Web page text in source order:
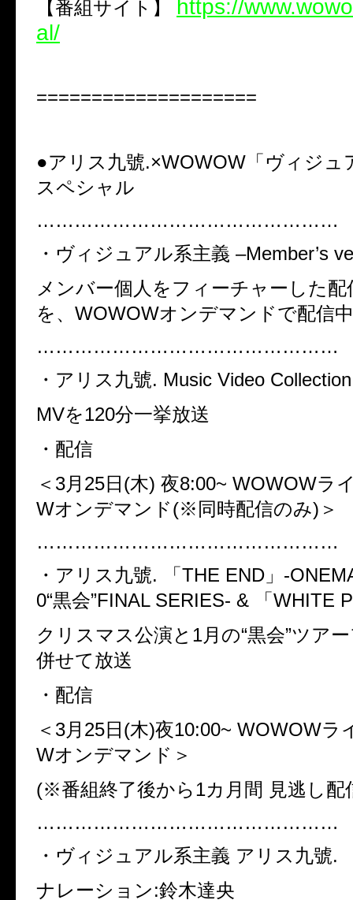
【番組サイト】
https://
al/
====================
●アリス九號.×WOWOW 「ヴィジ
スペシャル
…………………………………………
・ヴィジュアル系主義 –Member’s
メンバー個人をフィーチャーした配
を、 WOWOWオンデマンドで配信中
…………………………………………
・アリス九號. Music Video Collection
MVを120分一挙放送
・配信
＜3月 25日 (木) 夜8:00~ WOWOWラ
Wオンデマンド(※ 同時配信のみ)＞
…………………………………………
・アリス九號. 「 THE END 」 -
0“黒会”FINAL SERIES- & 「 WHITE
クリスマス公演と 1月の“黒会”ツア
併せて放送
・配信
＜3月 25日 (木)夜10:00~ WOWOWラ
Wオンデマンド＞
(※番組終了後から1カ月間 見逃し配
…………………………………………
・ヴィジュアル系主義 アリス九號.
ナレーション:鈴木達央